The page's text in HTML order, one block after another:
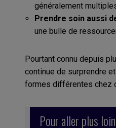
généralement
Prendre soin aussi
une bulle de
Pourtant connu depuis
continue de surprendre
formes différentes chez
Pour aller plus loin